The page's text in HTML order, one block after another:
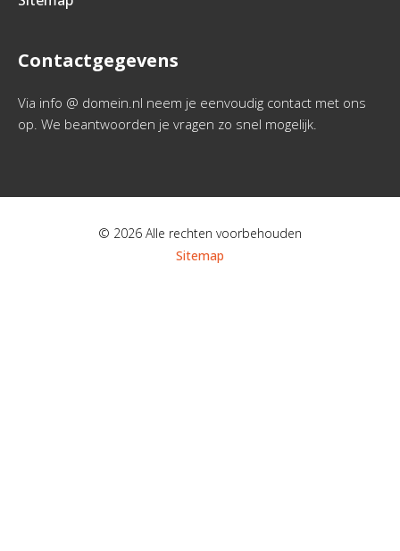
Contactgegevens
Via info @ domein.nl neem je eenvoudig contact met ons
op. We beantwoorden je vragen zo snel mogelijk.
© 2026 Alle rechten voorbehouden
Sitemap